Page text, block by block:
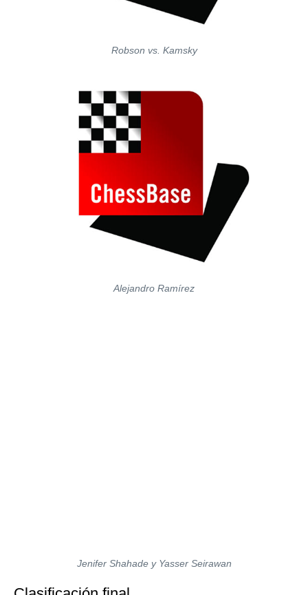
Robson vs. Kamsky
Alejandro Ramírez
Jenifer Shahade y Yasser Seirawan